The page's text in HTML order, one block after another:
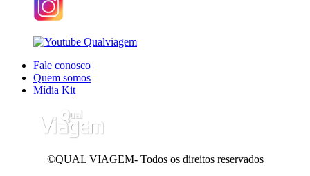
Fale conosco
Quem somos
Mídia Kit
©QUAL VIAGEM- Todos os direitos reservados